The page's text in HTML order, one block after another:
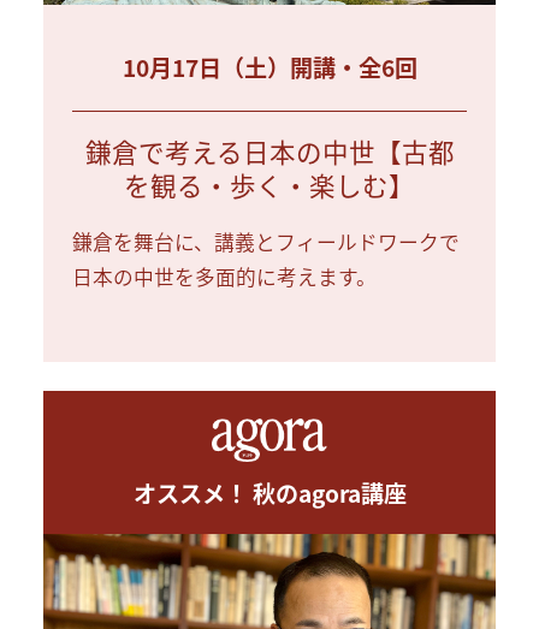
10月17日（土）開講・全6回
鎌倉で考える日本の中世【古都
を観る・歩く・楽しむ】
鎌倉を舞台に、講義とフィールドワークで
日本の中世を多面的に考えます。
オススメ！ 秋のagora講座